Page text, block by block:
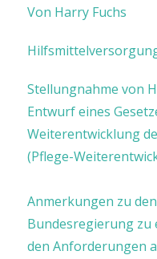
Von Harry Fuchs
Stellungnahme von
Entwurf eines
Weiterentwicklung
(Pflege-
Anmerkungen zu
Bundesregierung zu
den Anforderungen